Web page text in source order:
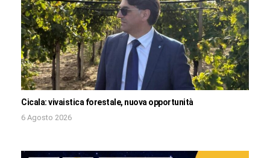
Cicala: vivaistica forestale, nuova opportunità
6 Agosto 2026